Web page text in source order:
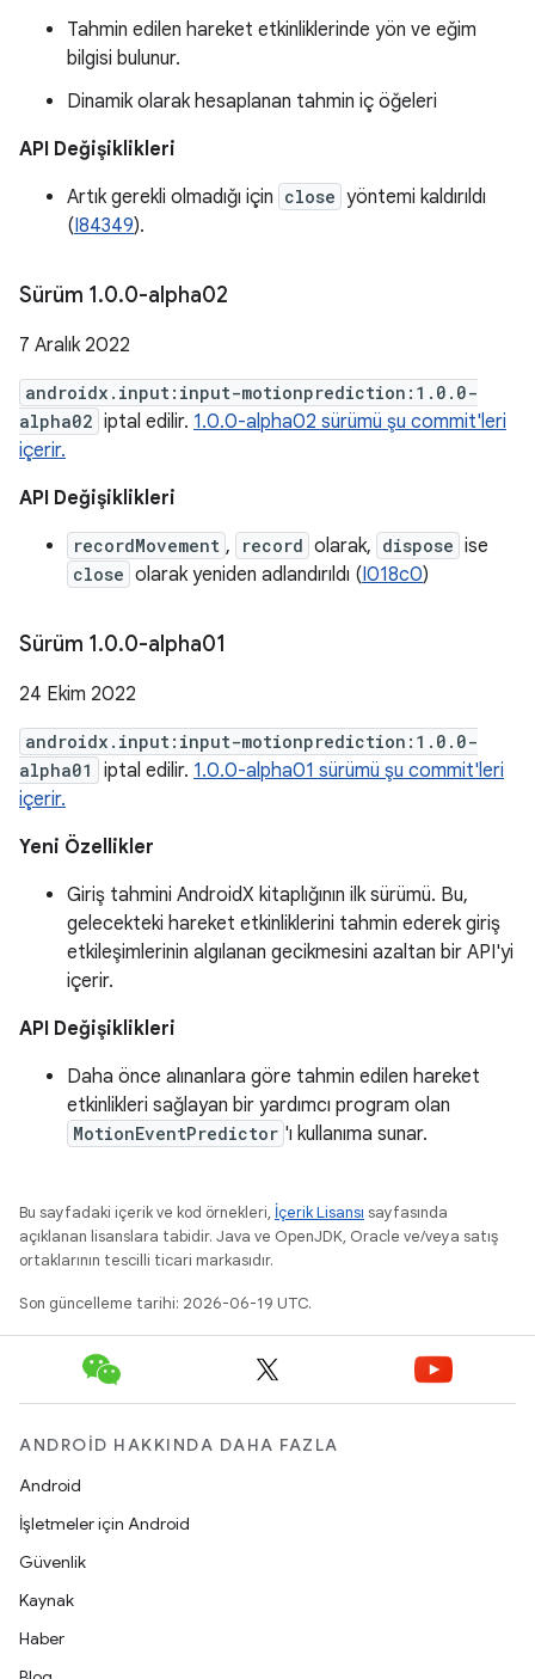
Tahmin edilen hareket etkinliklerinde yön ve eğim
bilgisi bulunur.
Dinamik olarak hesaplanan tahmin iç öğeleri
API Değişiklikleri
Artık gerekli olmadığı için close yöntemi kaldırıldı
(I84349).
Sürüm 1.0.0-alpha02
7 Aralık 2022
androidx.input:input-motionprediction:1.0.0-
alpha02 iptal edilir. 1.0.0-alpha02 sürümü şu commit'leri
içerir.
API Değişiklikleri
recordMovement , record olarak, dispose ise
close olarak yeniden adlandırıldı (I018c0)
Sürüm 1.0.0-alpha01
24 Ekim 2022
androidx.input:input-motionprediction:1.0.0-
alpha01
iptal edilir. 1.0.0-alpha01 sürümü şu commit'leri
içerir.
Yeni Özellikler
Giriş tahmini AndroidX kitaplığının ilk sürümü. Bu,
gelecekteki hareket etkinliklerini tahmin ederek giriş
etkileşimlerinin algılanan gecikmesini azaltan bir API'yi
içerir.
API Değişiklikleri
Daha önce alınanlara göre tahmin edilen hareket
etkinlikleri sağlayan bir yardımcı program olan
MotionEventPredictor 'ı kullanıma sunar.
Bu sayfadaki içerik ve kod örnekleri, İçerik Lisansı sayfasında
açıklanan lisanslara tabidir. Java ve OpenJDK, Oracle ve/veya satış
ortaklarının tescilli ticari markasıdır.
Son güncelleme tarihi: 2026-06-19 UTC.
ANDROID HAKKINDA DAHA FAZLA
Android
İşletmeler için Android
Güvenlik
Kaynak
Haber